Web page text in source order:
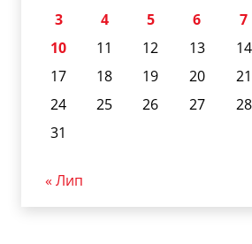
3
4 5 6 7
10
11 12 13 14
17
18 19 20 21
24
25 26 27 28
31
« Лип